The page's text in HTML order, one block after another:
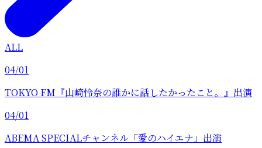
ALL
04/01
TOKYO FM『山崎怜奈の誰かに話したかったこと。』出演
04/01
ABEMA SPECIALチャンネル「愛のハイエナ」出演